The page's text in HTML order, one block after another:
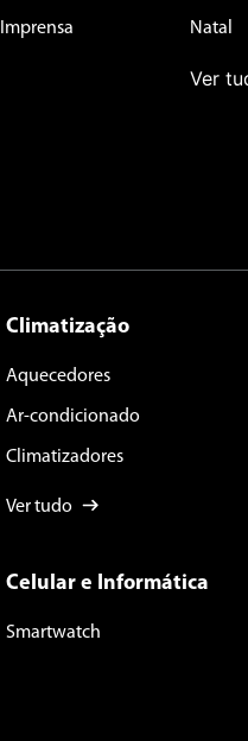
Imprensa Natal
Ver
Climatização
Aquecedores
Ar-condicionado
Climatizadores
Ver tudo
Celular e Informática
Smartwatch